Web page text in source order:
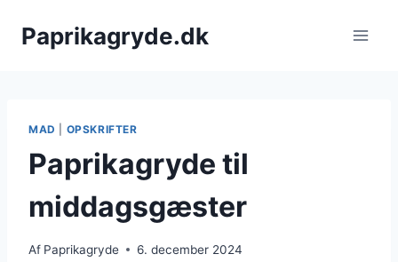
Paprikagryde.dk
MAD OPSKRIFTER
Paprikagryde til
middagsgæster
Af Paprikagryde 6. december 2024